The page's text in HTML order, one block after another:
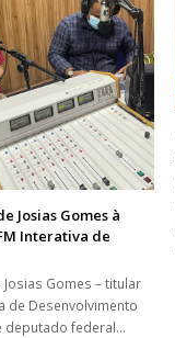
Josias Gomes à
Interativa de
Gomes – titular
de Desenvolvimento
deputado federal…